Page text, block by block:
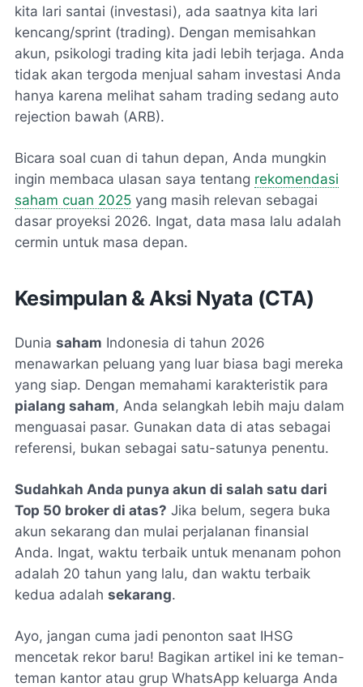
kita lari santai (investasi), ada saatnya kita lari
kencang/sprint (trading). Dengan memisahkan
akun, psikologi trading kita jadi lebih terjaga. Anda
tidak akan tergoda menjual saham investasi Anda
hanya karena melihat saham trading sedang auto
rejection bawah (ARB).
Bicara soal cuan di tahun depan, Anda mungkin
ingin membaca ulasan saya tentang rekomendasi
saham cuan 2025 yang masih relevan sebagai
dasar proyeksi 2026. Ingat, data masa lalu adalah
cermin untuk masa depan.
Kesimpulan & Aksi Nyata (CTA)
Dunia saham Indonesia di tahun 2026
menawarkan peluang yang luar biasa bagi mereka
yang siap. Dengan memahami karakteristik para
pialang saham, Anda selangkah lebih maju dalam
menguasai pasar. Gunakan data di atas sebagai
referensi, bukan sebagai satu-satunya penentu.
Sudahkah Anda punya akun di salah satu dari
Top 50 broker di atas? Jika belum, segera buka
akun sekarang dan mulai perjalanan finansial
Anda. Ingat, waktu terbaik untuk menanam pohon
adalah 20 tahun yang lalu, dan waktu terbaik
kedua adalah sekarang.
Ayo, jangan cuma jadi penonton saat IHSG
mencetak rekor baru! Bagikan artikel ini ke teman-
teman kantor atau grup WhatsApp keluarga Anda